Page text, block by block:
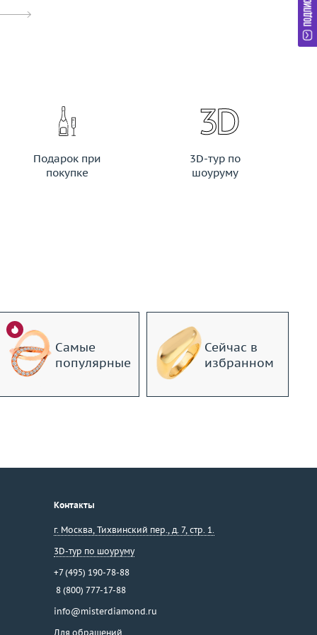
Подарок при
покупке
3D-тур по
шоуруму
Самые
популярные
Сейчас в
избранном
Контакты
г. Москва, Тихвинский пер., д. 7, стр. 1.
3D-тур по шоуруму
+7 (495) 190-78-88
8 (800) 777-17-88
info@misterdiamond.ru
Для обращений